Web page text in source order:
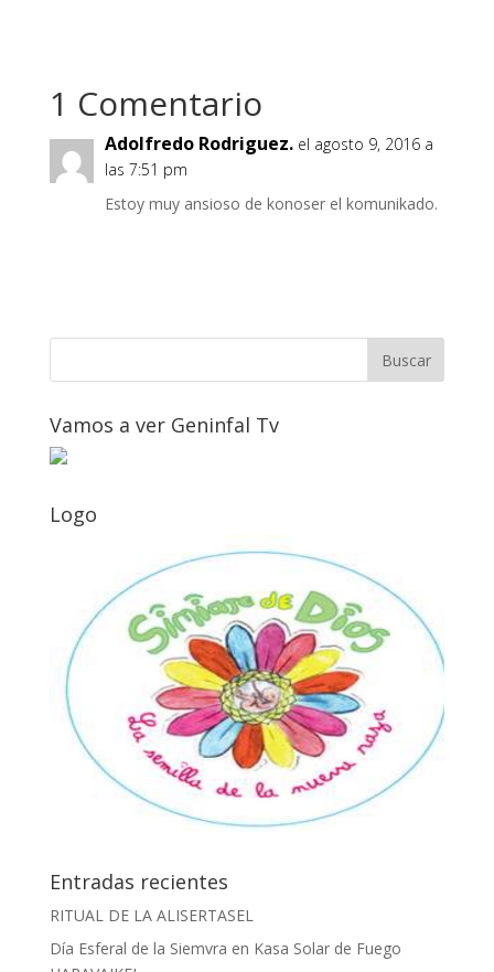
1 Comentario
Adolfredo Rodriguez. el agosto 9, 2016 a
las 7:51 pm
Estoy muy ansioso de konoser el komunikado.
Vamos a ver Geninfal Tv
Logo
Entradas recientes
RITUAL DE LA ALISERTASEL
Día Esferal de la Siemvra en Kasa Solar de Fuego